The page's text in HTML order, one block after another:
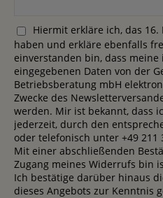
Hiermit erkläre ich, das
haben und erkläre ebenfalls
einverstanden bin, dass
eingegebenen Daten von der
Betriebsberatung mbH
Zwecke des
werden. Mir ist bekannt, dass
jederzeit, durch den
oder telefonisch unter +49
Mit einer abschließenden
Zugang meines Widerrufs bin
Ich bestätige darüber hinaus
dieses Angebots zur Kenntnis